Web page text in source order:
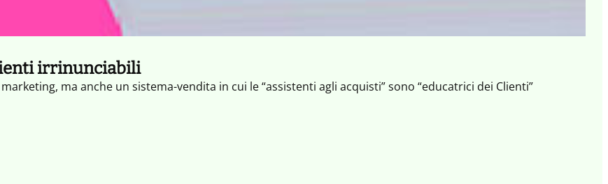
irrinunciabili
ma anche un sistema-vendita in cui le “assistenti agli acquisti” sono “educatrici dei Clienti”